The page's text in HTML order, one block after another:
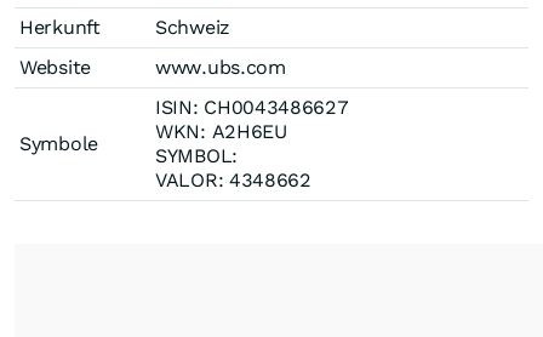
Herkunft
Schweiz
Website
www.ubs.com
Symbole
ISIN: CH0043486627
WKN: A2H6EU
SYMBOL:
VALOR: 4348662